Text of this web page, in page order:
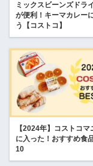
ミックスビーンズドラ
が便利！キーマカレー
う【コストコ】
【2024年】コストコマ
に入った！おすすめ食
10